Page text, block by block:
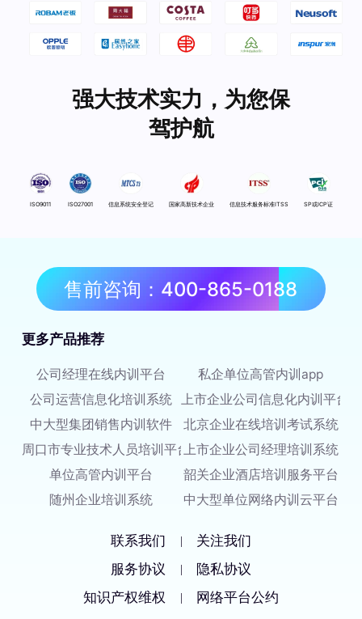
强大技术实力，为您保
驾护航
ISO9011 ISO27001 信息系统安全登记 国家高新技术企业 信息技术服务标准ITSS SP或ICP证
售前咨询：400-865-0188
更多产品推荐
公司经理在线内训平台
私企单位高管内训app
公司运营信息化培训系统 上市企业公司信息化内训平台
中大型集团销售内训软件
北京企业在线培训考试系统
周口市专业技术人员培训平台上市企业公司经理培训系统
单位高管内训平台
韶关企业酒店培训服务平台
随州企业培训系统
中大型单位网络内训云平台
联系我们 |
关注我们
服务协议
|
隐私协议
知识产权维权
| 网络平台公约